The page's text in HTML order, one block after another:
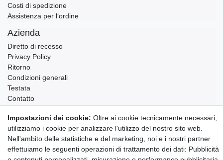
Costi di spedizione
Assistenza per l‘ordine
Azienda
Diretto di recesso
Privacy Policy
Ritorno
Condizioni generali
Testata
Contatto
Annullare l'ordine
Notizie sui materiali Montessori e sull'educazione
Montessori.
Informazioni settimanali gratuite
Impostazioni dei cookie: Oltre ai cookie tecnicamente necessari,
utilizziamo i cookie per analizzare l'utilizzo del nostro sito web.
Nell'ambito delle statistiche e del marketing, noi e i nostri partner
effettuiamo le seguenti operazioni di trattamento dei dati: Pubblicità